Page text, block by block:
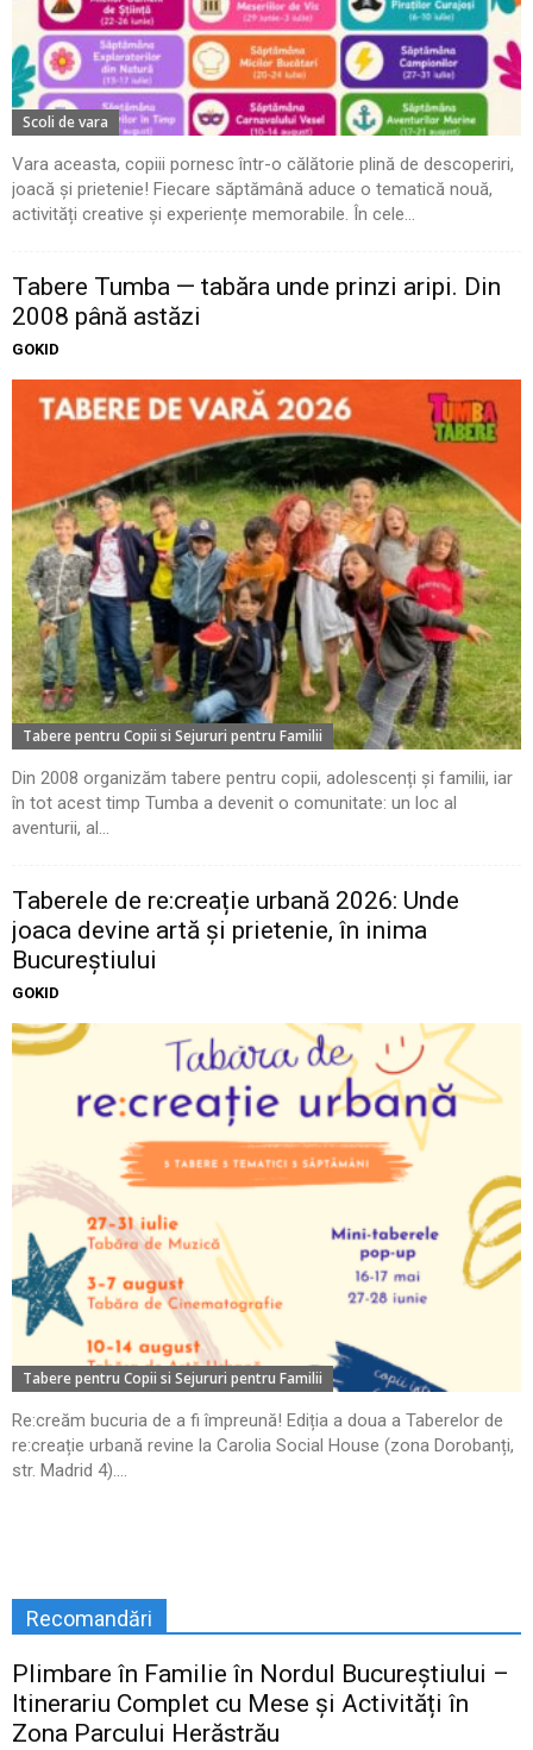
Scoli de vara
Vara aceasta, copiii pornesc într-o călătorie plină de descoperiri,
joacă și prietenie! Fiecare săptămână aduce o tematică nouă,
activități creative și experiențe memorabile. În cele...
Tabere Tumba — tabăra unde prinzi aripi. Din
2008 până astăzi
GOKID
Tabere pentru Copii si Sejururi pentru Familii
Din 2008 organizăm tabere pentru copii, adolescenți și familii, iar
în tot acest timp Tumba a devenit o comunitate: un loc al
aventurii, al...
Taberele de re:creație urbană 2026: Unde
joaca devine artă și prietenie, în inima
Bucureștiului
GOKID
Tabere pentru Copii si Sejururi pentru Familii
Re:creăm bucuria de a fi împreună! Ediția a doua a Taberelor de
re:creație urbană revine la Carolia Social House (zona Dorobanți,
str. Madrid 4)....
Recomandări
Plimbare în Familie în Nordul Bucureștiului –
Itinerariu Complet cu Mese și Activități în
Zona Parcului Herăstrău